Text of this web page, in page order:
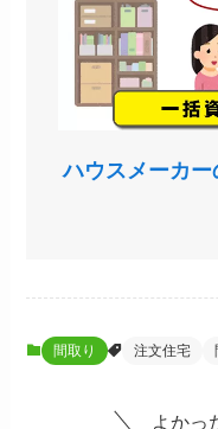
ハウスメーカ
間取り 注文住宅
よかっ